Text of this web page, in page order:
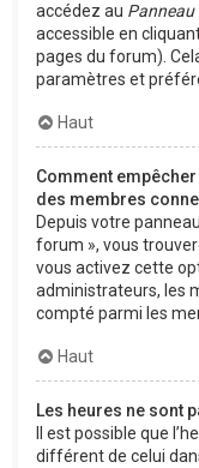
accédez au Panneau
accessible en
pages du forum).
paramètres et
Haut
Comment
des membres
Depuis votre
forum », vous
vous activez cette
administrateurs, les
compté parmi les
Haut
Les heures ne sont
Il est possible que
différent de celui